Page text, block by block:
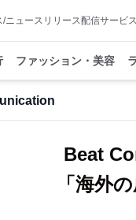
/ニュースリリース配信サービ
ファッション・美容
Beat
「海外